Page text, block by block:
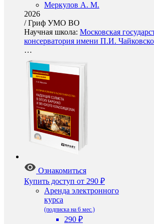
Меркулов А. М.
2026
/Гриф УМО ВО
Научная школа: Московская
консерватория имени П.И.
…
Ознакомиться
Купить доступ от 290 ₽
Аренда электронного
курса
(подписка на 6 мес.)
290 ₽